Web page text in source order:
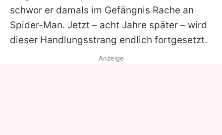
Nutzungsbedingungen
Utiq verwalten
schwor er damals im Gefängnis Rache an
Spider-Man. Jetzt – acht Jahre später – wird
dieser Handlungsstrang endlich fortgesetzt.
Anzeige